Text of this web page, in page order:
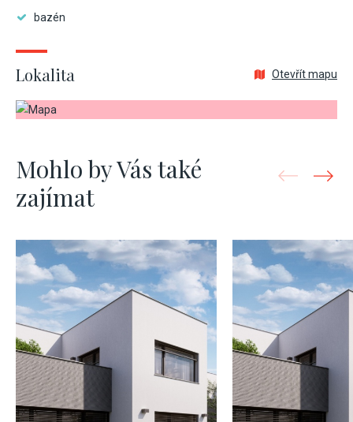
bazén
Lokalita Otevřít mapu
Mohlo by Vás také
zajímat